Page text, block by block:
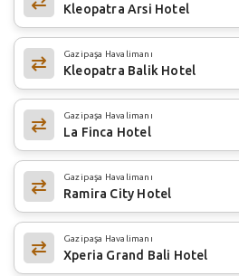
Kleopatra Arsi Hotel
Gazipaşa Havalimanı
Kleopatra Balik Hotel
Gazipaşa Havalimanı
La Finca Hotel
Gazipaşa Havalimanı
Ramira City Hotel
Gazipaşa Havalimanı
Xperia Grand Bali Hotel